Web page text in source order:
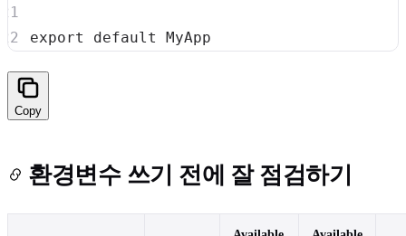
export default MyApp
Copy
환경변수 쓰기 전에 잘 점검하기